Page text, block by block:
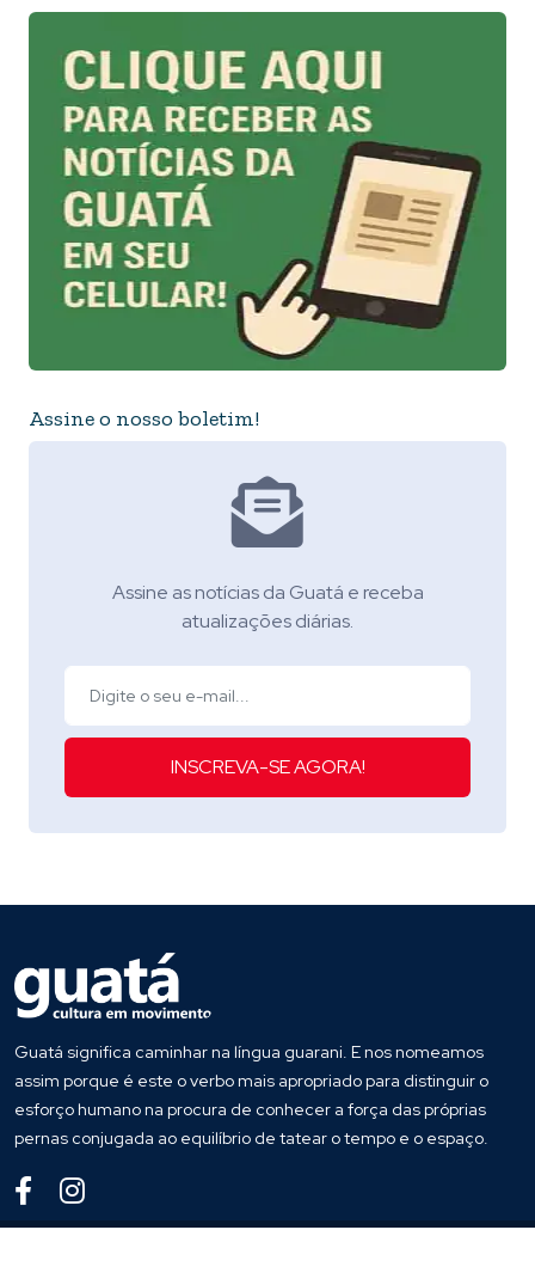
Assine o nosso boletim!
Assine as notícias da Guatá e receba
atualizações diárias.
INSCREVA-SE AGORA!
Guatá significa caminhar na língua guarani. E nos nomeamos
assim porque é este o verbo mais apropriado para distinguir o
esforço humano na procura de conhecer a força das próprias
pernas conjugada ao equilíbrio de tatear o tempo e o espaço.